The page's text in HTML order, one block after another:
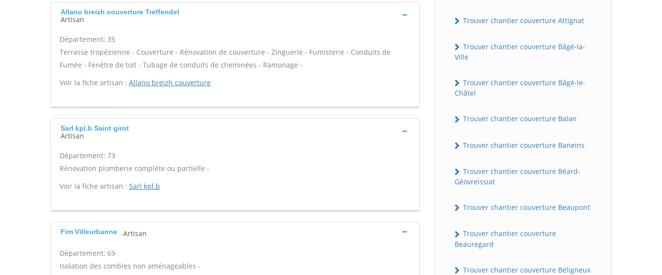
Allano breizh couverture Treffendel
Artisan
Département: 35
Terrasse tropézienne - Couverture - Rénovation de couverture - Zinguerie - Fumisterie - Conduits de
Fumée - Fenêtre de toit - Tubage de conduits de cheminées - Ramonage -
Voir la fiche artisan : Allano breizh couverture
Sarl kpl.b Saint girot
Artisan
Département: 73
Rénovation plomberie complète ou partielle -
Voir la fiche artisan : Sarl kpl.b
Fim Villeurbanne Artisan
Département: 69
Isolation des combles non aménageables -
Trouver chantier couverture Attignat
Trouver chantier couverture Bâgé-la-
Ville
Trouver chantier couverture Bâgé-le-
Châtel
Trouver chantier couverture Balan
Trouver chantier couverture Baneins
Trouver chantier couverture Béard-
Géovreissiat
Trouver chantier couverture Beaupont
Trouver chantier couverture
Beauregard
Trouver chantier couverture Béligneux